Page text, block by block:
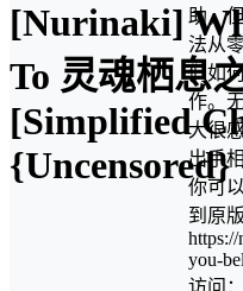
[Nurinaki]
To 灵魂栖息
[Simplified
助，
法从
们如
作。
大很
出手
你可
到原
you-
访问：